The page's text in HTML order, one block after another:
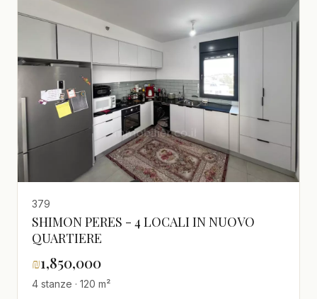
379
SHIMON PERES - 4 LOCALI IN NUOVO
QUARTIERE
₪1,850,000
4 stanze · 120 m²